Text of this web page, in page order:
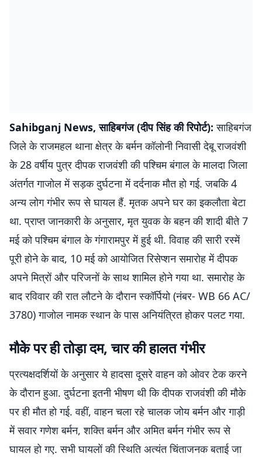
Sahibganj News, साहिबगंज (दीप सिंह की रिपोर्ट): साहिबगंज
जिले के राजमहल थाना क्षेत्र के बर्मन कॉलोनी निवासी देबू राजवंशी
के 28 वर्षीय पुत्र दीपक राजवंशी की पश्चिम बंगाल के मालदा जिला
अंतर्गत गाजोल में सड़क दुर्घटना में दर्दनाक मौत हो गई. जबकि 4
अन्य लोग गंभीर रूप से घायल हैं. मृतक अपने घर का इकलौता बेटा
था. प्राप्त जानकारी के अनुसार, मृत युवक के बहन की शादी बीते 7
मई को पश्चिम बंगाल के गंगारामपुर में हुई थी. विवाह की सारी रस्में
पूरी होने के बाद, 10 मई को आयोजित रिसेप्शन समारोह में दीपक
अपने मित्रों और परिजनों के साथ शामिल होने गया था. समारोह के
बाद रविवार की रात लौटने के दौरान स्कॉर्पियो (नंबर- WB 66 AC/
3780) गाजोल नामक स्थान के पास अनियंत्रित होकर पलट गया.
मौके पर ही तोड़ा दम, चार की हालत गंभीर
प्रत्यक्षदर्शियों के अनुसार ये हादसा दूसरे वाहन को ओवर टेक करने
के दौरान हुआ. दुर्घटना इतनी भीषण थी कि दीपक राजवंशी की मौके
पर ही मौत हो गई. वहीं, वाहन चला रहे चालक जोय बर्मन और गाड़ी
में सवार गणेश बर्मन, शक्ति बर्मन और अमित बर्मन गंभीर रूप से
घायल हो गए. सभी घायलों की स्थिति अत्यंत चिंताजनक बताई जा